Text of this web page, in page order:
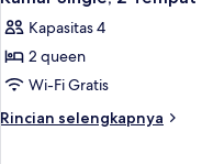
semua
foto
untuk
Kamar
Single,
Kapasitas 4
2 queen
Wi-Fi Gratis
Rincian selengkapnya
Rincian